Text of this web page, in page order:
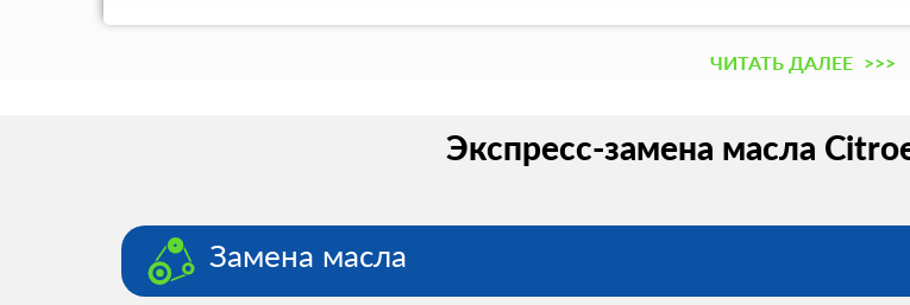
ЧИТАТЬ ДАЛЕЕ >>>
Экспресс-замена масла
Замена масла